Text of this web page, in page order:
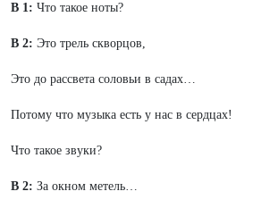
В 1: Что такое ноты?
В 2: Это трель скворцов,
Это до рассвета соловьи в садах…
Потому что музыка есть у нас в сердцах!
Что такое звуки?
В 2: За окном метель…